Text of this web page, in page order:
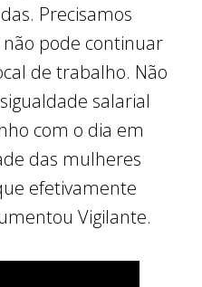
Precisamos
pode continuar
de trabalho. Não
salarial
com o dia em
das mulheres
efetivamente
Vigilante.